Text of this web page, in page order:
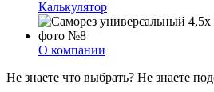
Калькулятор
О компании
Не знаете что выбрать? Не знаете